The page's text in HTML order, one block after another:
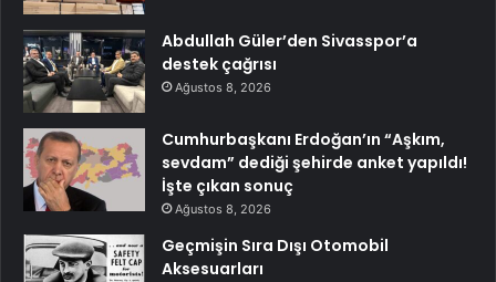
Abdullah Güler’den Sivasspor’a
destek çağrısı
Ağustos 8, 2026
Cumhurbaşkanı Erdoğan’ın “Aşkım,
sevdam” dediği şehirde anket yapıldı!
İşte çıkan sonuç
Ağustos 8, 2026
Geçmişin Sıra Dışı Otomobil
Aksesuarları